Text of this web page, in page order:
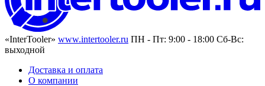
«InterTooler» www.intertooler.ru ПН - Пт: 9:00 - 18:00 Сб-Вс:
выходной
Доставка и оплата
О компании